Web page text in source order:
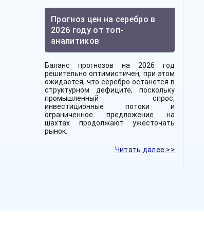
Прогноз цен на серебро в
2026 году от топ-
аналитиков
Баланс прогнозов на 2026 год
решительно оптимистичен, при этом
ожидается, что серебро останется в
структурном дефиците, поскольку
промышленный спрос,
инвестиционные потоки и
ограниченное предложение на
шахтах продолжают ужесточать
рынок.
Читать далее >>